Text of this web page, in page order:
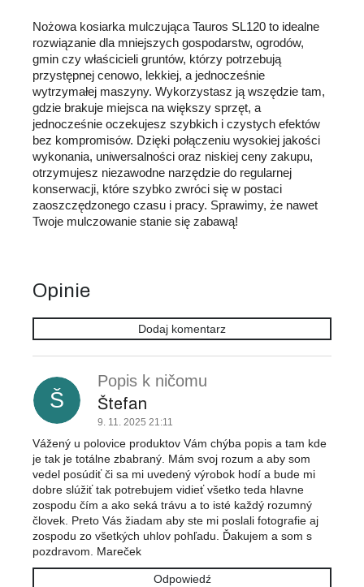
Nożowa kosiarka mulczująca Tauros SL120 to idealne
rozwiązanie dla mniejszych gospodarstw, ogrodów,
gmin czy właścicieli gruntów, którzy potrzebują
przystępnej cenowo, lekkiej, a jednocześnie
wytrzymałej maszyny. Wykorzystasz ją wszędzie tam,
gdzie brakuje miejsca na większy sprzęt, a
jednocześnie oczekujesz szybkich i czystych efektów
bez kompromisów. Dzięki połączeniu wysokiej jakości
wykonania, uniwersalności oraz niskiej ceny zakupu,
otrzymujesz niezawodne narzędzie do regularnej
konserwacji, które szybko zwróci się w postaci
zaoszczędzonego czasu i pracy. Sprawimy, że nawet
Twoje mulczowanie stanie się zabawą!
Opinie
Dodaj komentarz
s
t
a
d
y
s
k
u
s
j
i
Š
Popis k ničomu
Štefan
9. 11. 2025 21:11
Vážený u polovice produktov Vám chýba popis a tam kde
je tak je totálne zbabraný. Mám svoj rozum a aby som
vedel posúdiť či sa mi uvedený výrobok hodí a bude mi
dobre slúžiť tak potrebujem vidieť všetko teda hlavne
zospodu čím a ako seká trávu a to isté každý rozumný
človek. Preto Vás žiadam aby ste mi poslali fotografie aj
zospodu zo všetkých uhlov pohľadu. Ďakujem a som s
pozdravom. Mareček
Odpowiedź